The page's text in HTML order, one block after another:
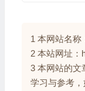
1 本网站名称
2 本站网址：
3 本网站的文
学习与参考，